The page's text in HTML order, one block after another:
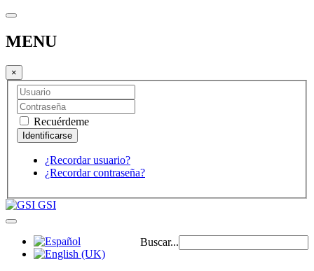
MENU
×
Recuérdeme
¿Recordar usuario?
¿Recordar contraseña?
GSI
Buscar...